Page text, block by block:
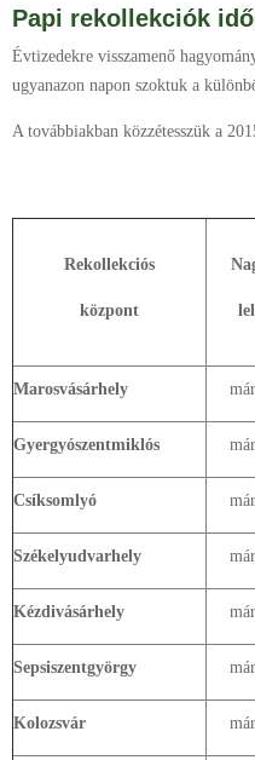
Papi rekollekciók
Évtizedekre visszamenő
ugyanazon napon szoktuk a
A továbbiakban közzétesszük a
Rekollekciós
központ
Marosvásárhely
Gyergyószentmiklós
Csíksomlyó
Székelyudvarhely
Kézdivásárhely
Sepsiszentgyörgy
Kolozsvár